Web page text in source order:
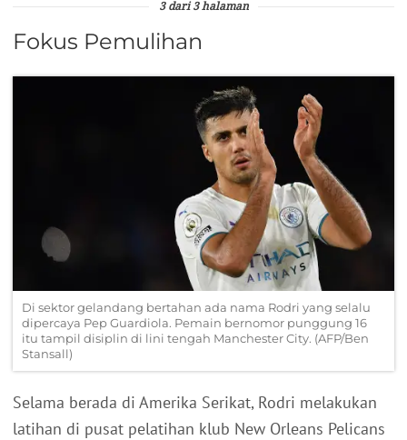
3 dari 3 halaman
Fokus Pemulihan
Di sektor gelandang bertahan ada nama Rodri yang selalu
dipercaya Pep Guardiola. Pemain bernomor punggung 16
itu tampil disiplin di lini tengah Manchester City. (AFP/Ben
Stansall)
Selama berada di Amerika Serikat, Rodri melakukan
latihan di pusat pelatihan klub New Orleans Pelicans